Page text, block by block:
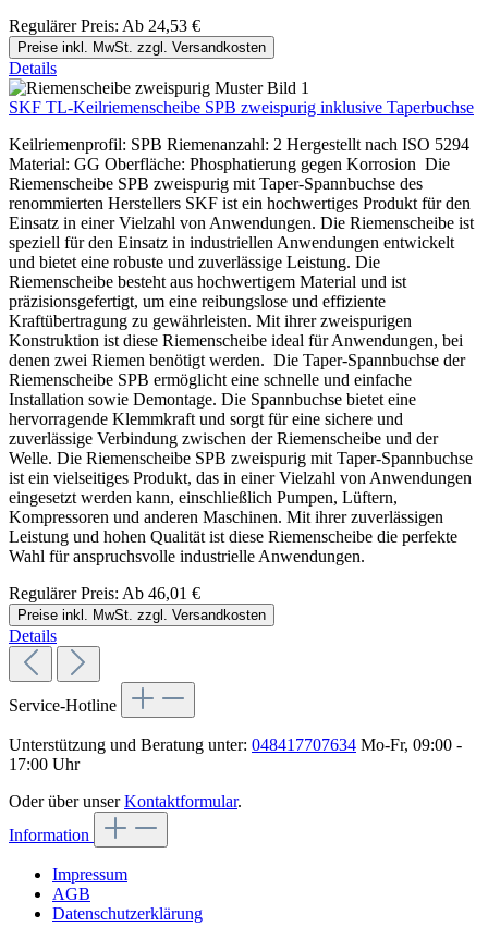
Regulärer Preis: Ab 24,53 €
Preise inkl. MwSt. zzgl. Versandkosten
Details
SKF TL-Keilriemenscheibe SPB zweispurig inklusive Taperbuchse
Keilriemenprofil: SPB Riemenanzahl: 2 Hergestellt nach ISO 5294
Material: GG Oberfläche: Phosphatierung gegen Korrosion Die
Riemenscheibe SPB zweispurig mit Taper-Spannbuchse des
renommierten Herstellers SKF ist ein hochwertiges Produkt für den
Einsatz in einer Vielzahl von Anwendungen. Die Riemenscheibe ist
speziell für den Einsatz in industriellen Anwendungen entwickelt
und bietet eine robuste und zuverlässige Leistung. Die
Riemenscheibe besteht aus hochwertigem Material und ist
präzisionsgefertigt, um eine reibungslose und effiziente
Kraftübertragung zu gewährleisten. Mit ihrer zweispurigen
Konstruktion ist diese Riemenscheibe ideal für Anwendungen, bei
denen zwei Riemen benötigt werden. Die Taper-Spannbuchse der
Riemenscheibe SPB ermöglicht eine schnelle und einfache
Installation sowie Demontage. Die Spannbuchse bietet eine
hervorragende Klemmkraft und sorgt für eine sichere und
zuverlässige Verbindung zwischen der Riemenscheibe und der
Welle. Die Riemenscheibe SPB zweispurig mit Taper-Spannbuchse
ist ein vielseitiges Produkt, das in einer Vielzahl von Anwendungen
eingesetzt werden kann, einschließlich Pumpen, Lüftern,
Kompressoren und anderen Maschinen. Mit ihrer zuverlässigen
Leistung und hohen Qualität ist diese Riemenscheibe die perfekte
Wahl für anspruchsvolle industrielle Anwendungen.
Regulärer Preis: Ab 46,01 €
Preise inkl. MwSt. zzgl. Versandkosten
Details
Service-Hotline
Unterstützung und Beratung unter: 048417707634 Mo-Fr, 09:00 -
17:00 Uhr
Oder über unserKontaktformular.
Information
Impressum
AGB
Datenschutzerklärung